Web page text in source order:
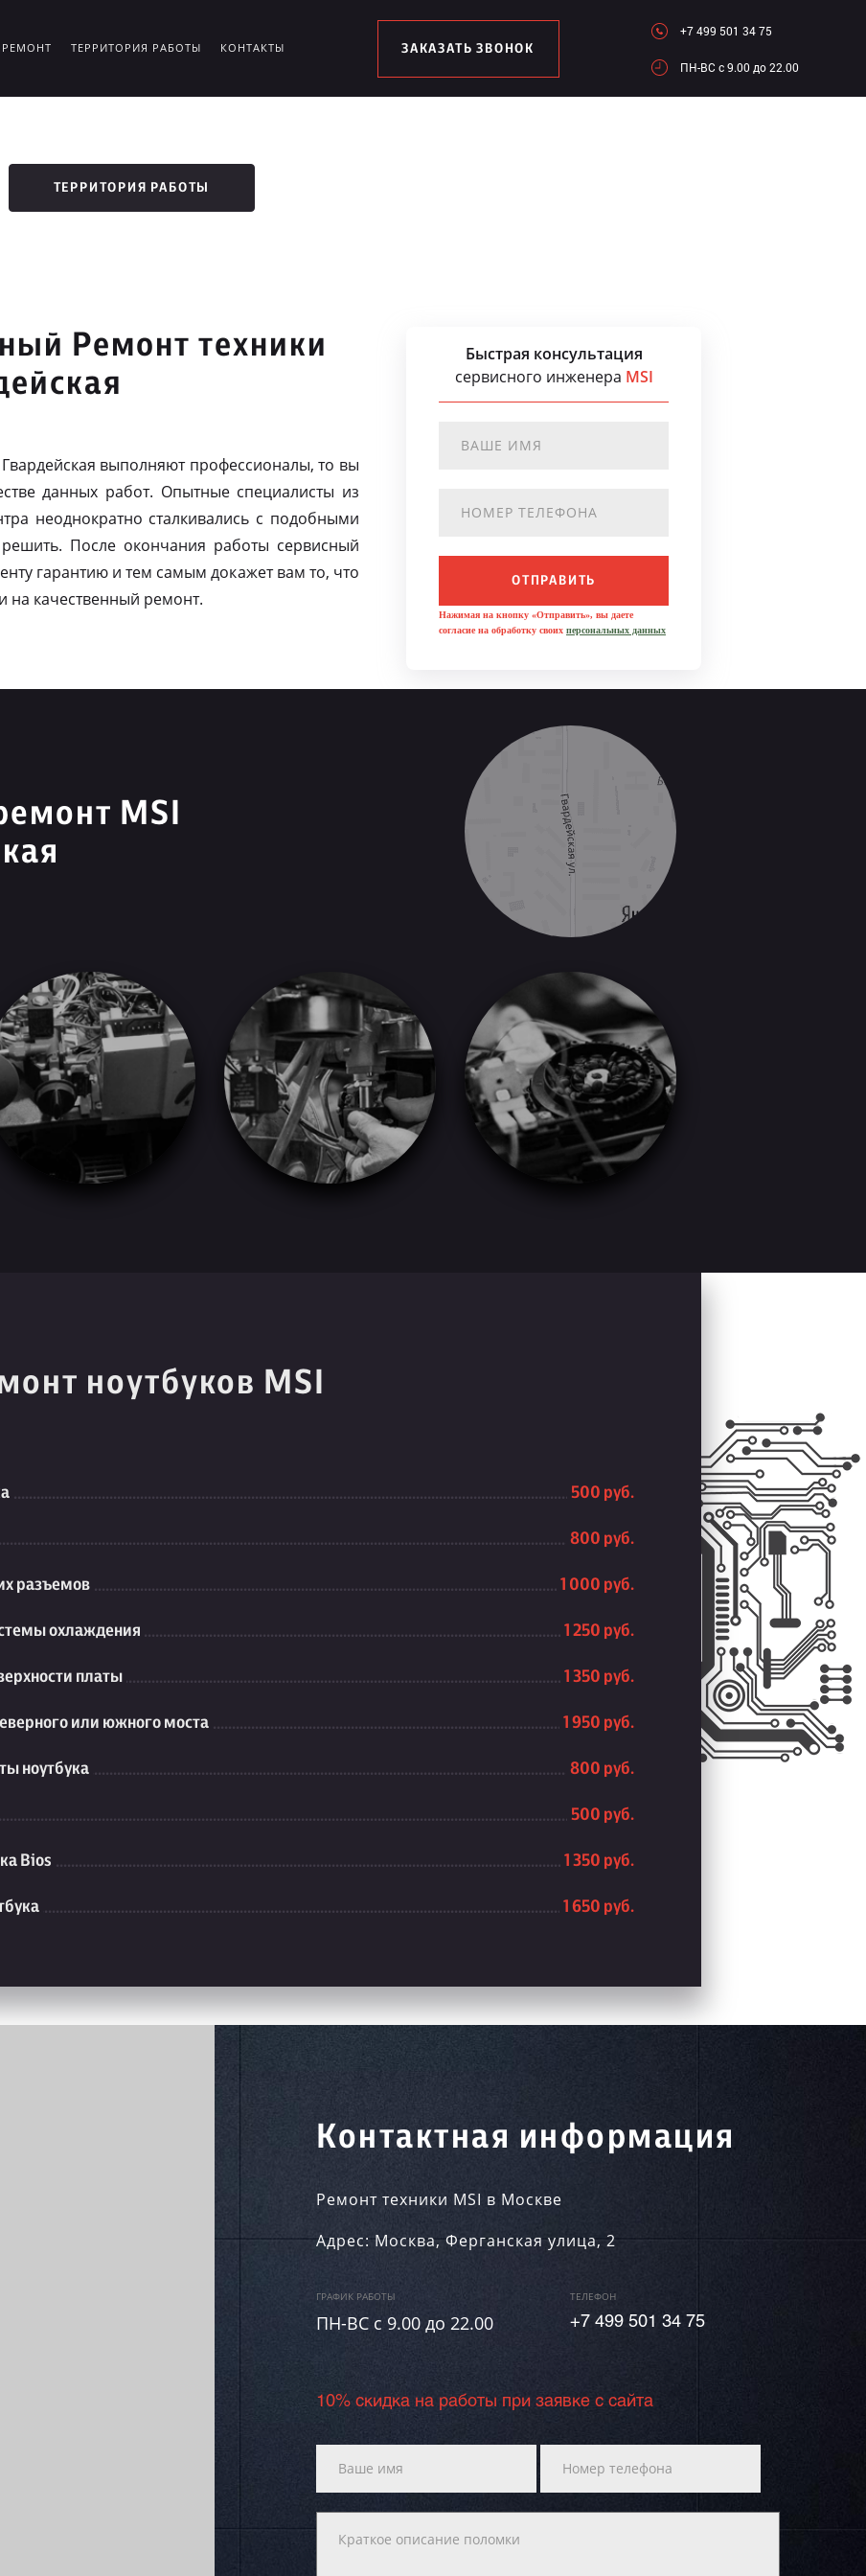
ТЕРРИТОРИЯ РАБОТЫ КОНТАКТЫ ЗАКАЗАТЬ ЗВОНОК
+7 499 501 34 75
ПН-ВC c 9.00 до 22.00
ТЕРРИТОРИЯ РАБОТЫ
Ремонт техники
выполняют профессионалы, то вы
данных работ. Опытные специалисты из
неоднократно сталкивались с подобными
После окончания работы сервисный
гарантию и тем самым докажет вам то, что
на качественный ремонт.
Быстрая консультация
сервисного инженера MSI
ОТПРАВИТЬ
Нажимая на кнопку «Отправить», вы даете
согласие на обработку своих персональных данных
MSI
ноутбуков MSI
500 руб.
800 руб.
разъемов 1 000 руб.
охлаждения 1 250 руб.
платы 1 350 руб.
или южного моста 1 950 руб.
ноутбука 800 руб.
500 руб.
Bios 1 350 руб.
1 650 руб.
Контактная информация
Ремонт техники MSI в Москве
Адрес:Москва,Ферганская улица, 2
ГРАФИК РАБОТЫ
ПН-ВC c 9.00 до 22.00
ТЕЛЕФОН
+7 499 501 34 75
10% скидка на работы при заявке с сайта